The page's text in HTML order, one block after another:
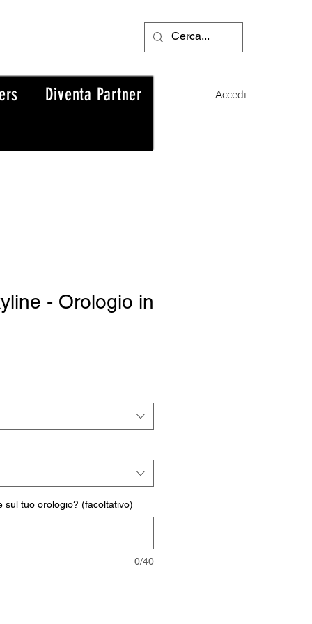
Diventa Partner
Accedi
- Orologio in
sul tuo orologio? (facoltativo)
0/40